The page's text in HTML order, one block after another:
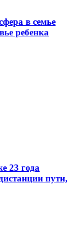
в семье
ребенка
23 года
пути,